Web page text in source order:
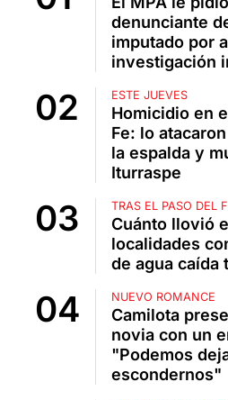
denunciante
imputado por
investigación
ESTE JUEVES
Homicidio en
Fe: lo
la espalda y
Iturraspe
TRAS EL PASO DEL
Cuánto llovió
localidades
de agua caída
NUEVO ROMANCE
Camilota
novia con un
"Podemos
escondernos"